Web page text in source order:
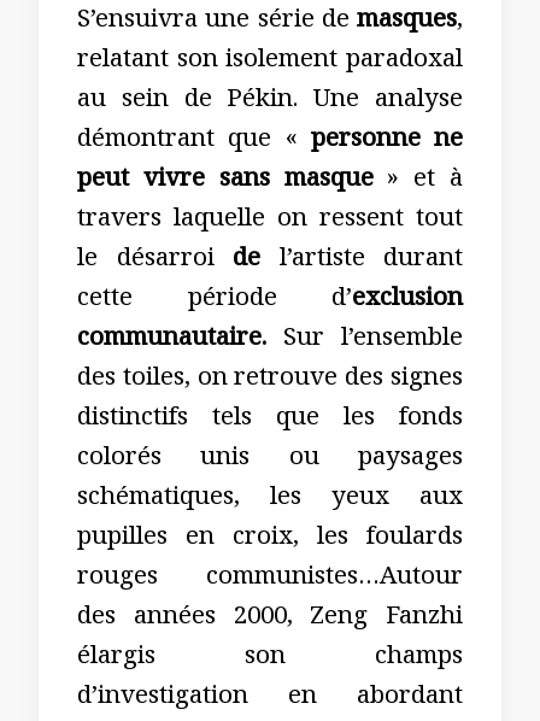
S’ensuivra une série de masques,
relatant son isolement paradoxal
au sein de Pékin. Une analyse
démontrant que « personne ne
peut vivre sans masque» et à
travers laquelle on ressent tout
le désarroide l’artiste durant
cette période d’exclusion
communautaire. Sur l’ensemble
des toiles, on retrouve des signes
distinctifs tels que les fonds
colorés unis ou paysages
schématiques, les yeux aux
pupilles en croix, les foulards
rouges communistes…Autour
des années 2000, Zeng Fanzhi
élargis son champs
d’investigation en abordant